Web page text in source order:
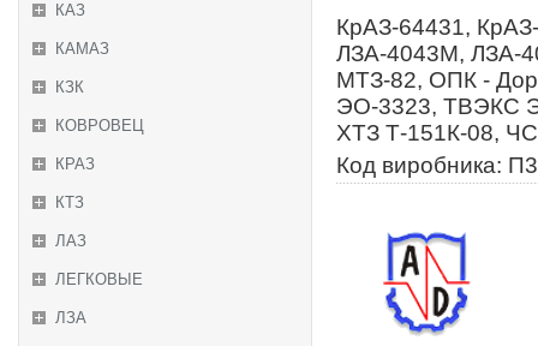
КАЗ
КАМАЗ
КЗК
КОВРОВЕЦ
КРАЗ
КТЗ
ЛАЗ
ЛЕГКОВЫЕ
ЛЗА
КрАЗ-64431,
ЛЗА-4043М, ЛЗА-
МТЗ-82, ОПК -
ЭО-3323, ТВЭКС
ХТЗ Т-151К-08,
Код виробника: